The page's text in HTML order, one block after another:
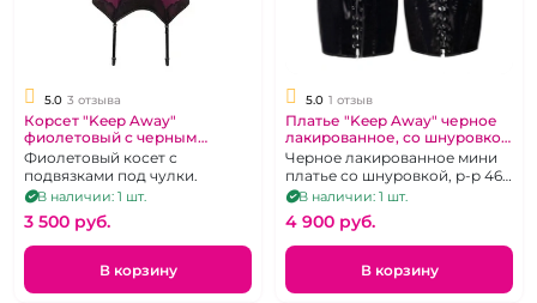
5.0 3 отзыва
Корсет "Keep Away"
фиолетовый с черным
кружевом M
Фиолетовый косет с
подвязками под чулки.
В наличии: 1 шт.
3 500 pуб.
В корзину
5.0 1 отзыв
Платье "Keep Away" черное
лакированное, со шнуровкой
M
Черное лакированное мини
платье со шнуровкой, р-р 46-
48В наличии: 1 шт.
4 900 pуб.
В корзину